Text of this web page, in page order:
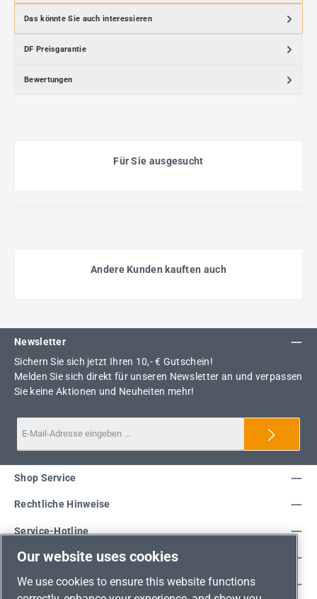
Das könnte Sie auch interessieren
DF Preisgarantie
Bewertungen
Für Sie ausgesucht
Andere Kunden kauften auch
Newsletter
Sichern Sie sich jetzt Ihren 10,- € Gutschein!
Melden Sie sich direkt für unseren Newsletter an und verpassen
Sie keine Aktionen und Neuheiten mehr!
Service-Hotline
Shop Service
Rechtliche Hinweise
Unsere Vorteile
Versandarten
Our website uses cookies
We use cookies to ensure this website functions